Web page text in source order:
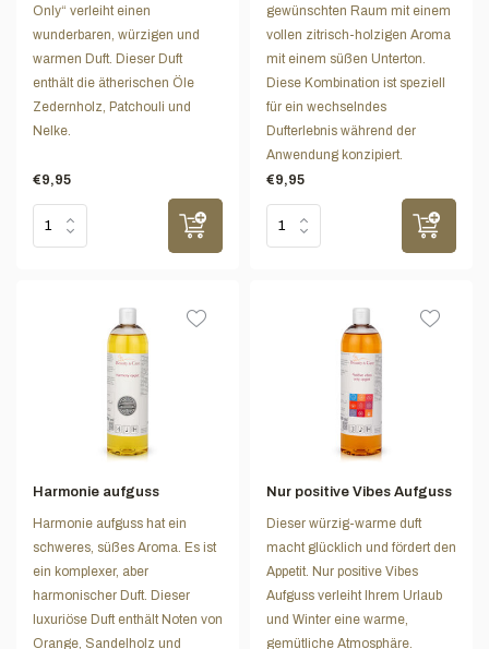
Only“ verleiht einen
wunderbaren, würzigen und
warmen Duft. Dieser Duft
enthält die ätherischen Öle
Zedernholz, Patchouli und
Nelke.
€9,95
gewünschten Raum mit einem
vollen zitrisch-holzigen Aroma
mit einem süßen Unterton.
Diese Kombination ist speziell
für ein wechselndes
Dufterlebnis während der
Anwendung konzipiert.
€9,95
Harmonie aufguss
Harmonie aufguss hat ein
schweres, süßes Aroma. Es ist
ein komplexer, aber
harmonischer Duft. Dieser
luxuriöse Duft enthält Noten von
Orange, Sandelholz und
Nur positive Vibes Aufguss
Dieser würzig-warme duft
macht glücklich und fördert den
Appetit. Nur positive Vibes
Aufguss verleiht Ihrem Urlaub
und Winter eine warme,
gemütliche Atmosphäre.